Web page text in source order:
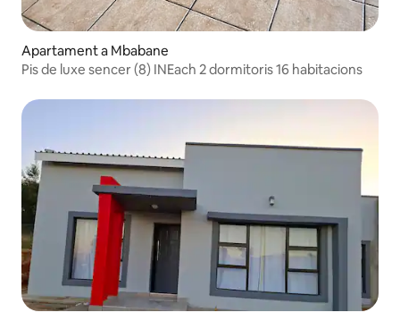
Apartament a Mbabane
Pis de luxe sencer (8) INEach 2 dormitoris 16 habitacions